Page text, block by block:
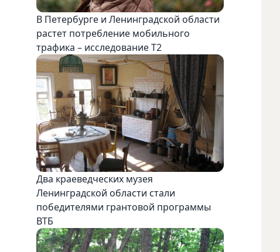
В Петербурге и Ленинградской области
растет потребление мобильного
трафика – исследование T2
Два краеведческих музея
Ленинградской области стали
победителями грантовой программы
ВТБ